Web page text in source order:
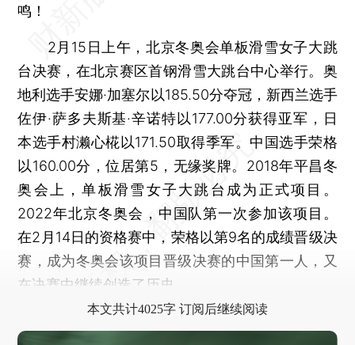
鸣！
2月15日上午，北京冬奥会单板滑雪女子大跳
台决赛，在北京赛区首钢滑雪大跳台中心举行。奥
地利选手安娜·加塞尔以185.50分夺冠，新西兰选手
佐伊·萨多夫斯基·辛诺特以177.00分获得亚军，日
本选手村濑心椛以171.50取得季军。中国选手荣格
以160.00分，位居第5，无缘奖牌。2018年平昌冬
奥会上，单板滑雪女子大跳台成为正式项目。
2022年北京冬奥会，中国队第一次参加该项目。
在2月14日的资格赛中，荣格以第9名的成绩晋级决
赛，成为冬奥会该项目晋级决赛的中国第一人，又
在决赛中继续创造了历史。
本文共计4025字 订阅后继续阅读